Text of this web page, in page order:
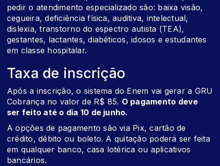
pedir o atendimento especializado são: baixa visão,
cegueira, deficiência física, auditiva, intelectual,
dislexia, transtorno do espectro autista (TEA),
gestantes, lactantes, diabéticos, idosos e estudantes
em classe hospitalar.
Taxa de inscrição
Após a inscrição, o sistema do Enem vai gerar a GRU
Cobrança no valor de R$ 85. O pagamento deve
ser feito até o dia 10 de junho.
A opções de pagamento são via Pix, cartão de
crédito, débito ou boleto. A quitação poderá ser feita
em qualquer banco, casa lotérica ou aplicativos
bancários.